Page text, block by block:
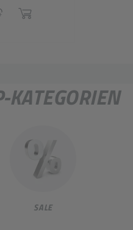
KATEGORIEN
SALE